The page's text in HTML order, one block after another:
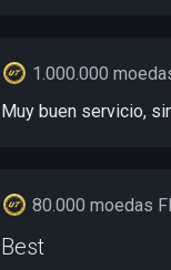
1.000.000
Muy buen servicio,
80.000 moedas
Best